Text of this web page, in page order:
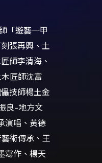
「遊藝一甲
張再興、土
師李清海、
匠師沈富
技師楊土金
良-地方文
演唱、黃德
術傳承、王
寫作、楊天